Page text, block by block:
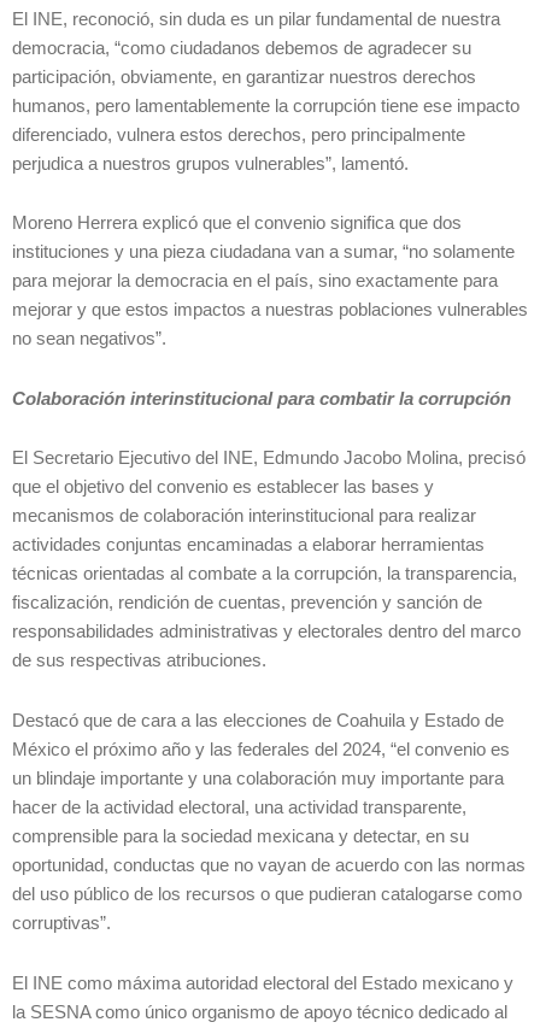
El INE, reconoció, sin duda es un pilar fundamental de nuestra
democracia, “como ciudadanos debemos de agradecer su
participación, obviamente, en garantizar nuestros derechos
humanos, pero lamentablemente la corrupción tiene ese impacto
diferenciado, vulnera estos derechos, pero principalmente
perjudica a nuestros grupos vulnerables”, lamentó.
Moreno Herrera explicó que el convenio significa que dos
instituciones y una pieza ciudadana van a sumar, “no solamente
para mejorar la democracia en el país, sino exactamente para
mejorar y que estos impactos a nuestras poblaciones vulnerables
no sean negativos”.
Colaboración interinstitucional para combatir la corrupción
El Secretario Ejecutivo del INE, Edmundo Jacobo Molina, precisó
que el objetivo del convenio es establecer las bases y
mecanismos de colaboración interinstitucional para realizar
actividades conjuntas encaminadas a elaborar herramientas
técnicas orientadas al combate a la corrupción, la transparencia,
fiscalización, rendición de cuentas, prevención y sanción de
responsabilidades administrativas y electorales dentro del marco
de sus respectivas atribuciones.
Destacó que de cara a las elecciones de Coahuila y Estado de
México el próximo año y las federales del 2024, “el convenio es
un blindaje importante y una colaboración muy importante para
hacer de la actividad electoral, una actividad transparente,
comprensible para la sociedad mexicana y detectar, en su
oportunidad, conductas que no vayan de acuerdo con las normas
del uso público de los recursos o que pudieran catalogarse como
corruptivas”.
El INE como máxima autoridad electoral del Estado mexicano y
la SESNA como único organismo de apoyo técnico dedicado al